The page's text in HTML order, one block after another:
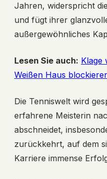
Jahren, widerspricht
und fügt ihrer
außergewöhnliches
Lesen Sie auch: Klage
Weißen Haus
Die Tenniswelt wird
erfahrene Meisterin
abschneidet,
zurückkehrt, auf dem
Karriere immense